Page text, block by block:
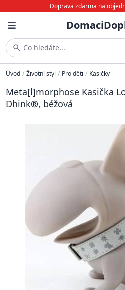
Doprava zdarma na
Co hledáte...
Úvod / Životní styl / Pro děti / Kasičky
Meta[l]morphose Kasička
Dhink®, béžová